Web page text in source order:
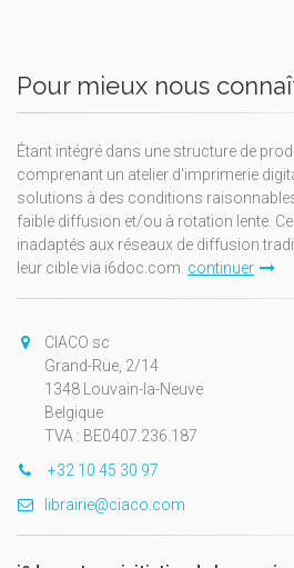
Pour mieux nous
Étant intégré dans une structure de
comprenant un atelier d'imprimerie
solutions à des conditions
faible diffusion et/ou à rotation lente.
inadaptés aux réseaux de diffusion
leur cible via i6doc.com. continuer
CIACO sc
Grand-Rue, 2/14
1348 Louvain-la-Neuve
Belgique
TVA : BE0407.236.187
+32 10 45 30 97
librairie@ciaco.com